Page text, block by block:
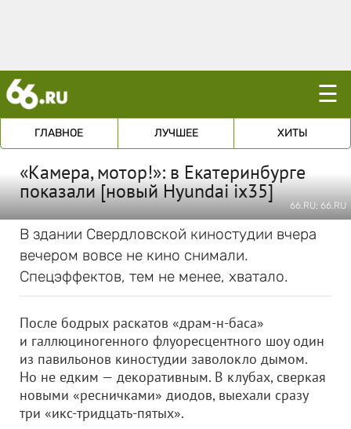
☰
ГЛАВНОЕ ЛУЧШЕЕ ХИТЫ
«Камера, мотор!»: в Екатеринбурге
показали [новый Hyundai ix35]
66.RU; 66.RU
В здании Свердловской киностудии вчера
вечером вовсе не кино снимали.
Спецэффектов, тем не менее, хватало.
После бодрых раскатов «драм-н-баса»
и галлюциногенного флуоресцентного шоу один
из павильонов киностудии заволокло дымом.
Но не едким — декоративным. В клубах, сверкая
новыми «ресничками» диодов, выехали сразу
три «икс-тридцать-пятых».